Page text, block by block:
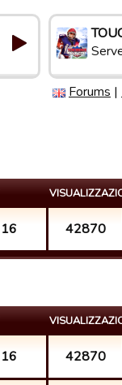
Forums |
16 42870
16 42870